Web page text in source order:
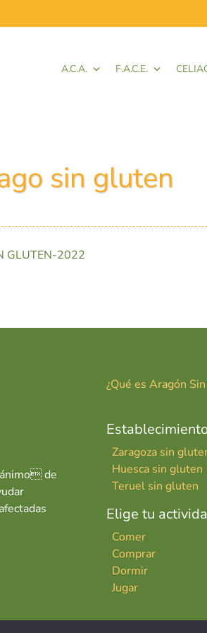
A.C.A. F.A.C.E.
sin gluten
GLUTEN-2022
de
¿Qué es Aragón
Zaragoza sin
Huesca sin gluten
Teruel sin gluten
Elige tu
Comer
Comprar
Dormir
Jugar